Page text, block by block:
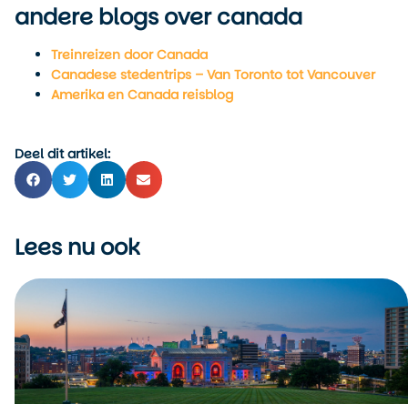
andere blogs over canada
Treinreizen door Canada
Canadese stedentrips – Van Toronto tot Vancouver
Amerika en Canada reisblog
Deel dit artikel:
Lees nu ook